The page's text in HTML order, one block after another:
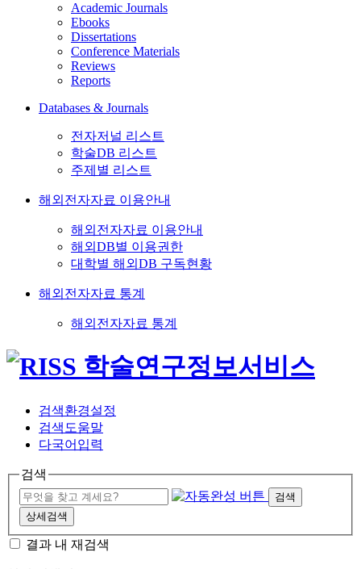
Academic Journals
Ebooks
Dissertations
Conference Materials
Reviews
Reports
Databases & Journals
전자저널 리스트
학술DB 리스트
주제별 리스트
해외전자자료 이용안내
해외전자자료 이용안내
해외DB별 이용권한
대학별 해외DB 구독현황
해외전자자료 통계
해외전자자료 통계
검색환경설정
검색도움말
다국어입력
검색
검색
상세검색
결과 내 재검색